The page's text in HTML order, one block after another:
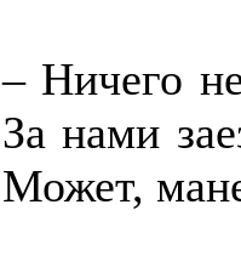
– Ничего
За нами
Может,